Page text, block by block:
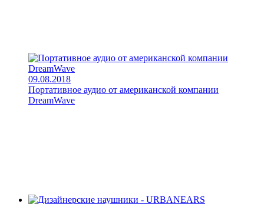
09.08.2018
Портативное аудио от американской компании
DreamWave